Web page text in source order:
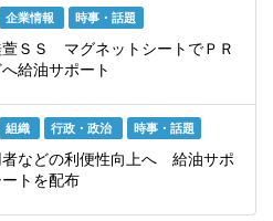
企業情報 時事・話題
ＳＳ マグネットシートでＰＲ
給油サポート
組織 行政・政治 時事・話題
などの利便性向上へ 給油サポ
トを配布